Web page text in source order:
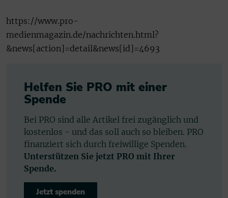
https://www.pro-
medienmagazin.de/nachrichten.html?
&news[action]=detail&news[id]=4693
Helfen Sie PRO mit einer
Spende
Bei PRO sind alle Artikel frei zugänglich und
kostenlos - und das soll auch so bleiben. PRO
finanziert sich durch freiwillige Spenden.
Unterstützen Sie jetzt PRO mit Ihrer
Spende.
Jetzt spenden